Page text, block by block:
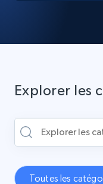
Explorer les
Toutes les